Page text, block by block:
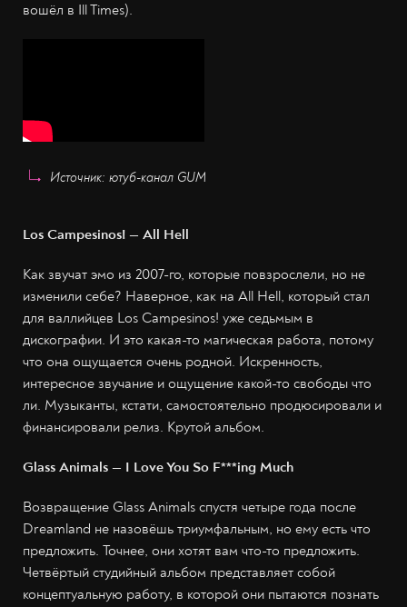
вошёл в Ill Times).
Источник: ютуб-канал GUM
Los Campesinos! — All Hell
Как звучат эмо из 2007-го, которые повзрослели, но не
изменили себе? Наверное, как на All Hell, который стал
для валлийцев Los Campesinos! уже седьмым в
дискографии. И это какая-то магическая работа, потому
что она ощущается очень родной. Искренность,
интересное звучание и ощущение какой-то свободы что
ли. Музыканты, кстати, самостоятельно продюсировали и
финансировали релиз. Крутой альбом.
Glass Animals — I Love You So F***ing Much
Возвращение Glass Animals спустя четыре года после
Dreamland не назовёшь триумфальным, но ему есть что
предложить. Точнее, они хотят вам что-то предложить.
Четвёртый студийный альбом представляет собой
концептуальную работу, в которой они пытаются познать